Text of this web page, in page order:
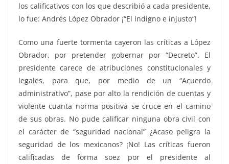
los calificativos con los que describió a cada presidente,
lo fue: Andrés López Obrador ¡“El indigno e injusto”!
Como una fuerte tormenta cayeron las críticas a López
Obrador, por pretender gobernar por “Decreto”. El
presidente carece de atribuciones constitucionales y
legales, para que, por medio de un “Acuerdo
administrativo”, pase por alto la rendición de cuentas y
violente cuanta norma positiva se cruce en el camino
de sus obras. No pude calificar ninguna obra civil con
el carácter de “seguridad nacional” ¿Acaso peligra la
seguridad de los mexicanos? ¡No! Las críticas fueron
calificadas de forma soez por el presidente al